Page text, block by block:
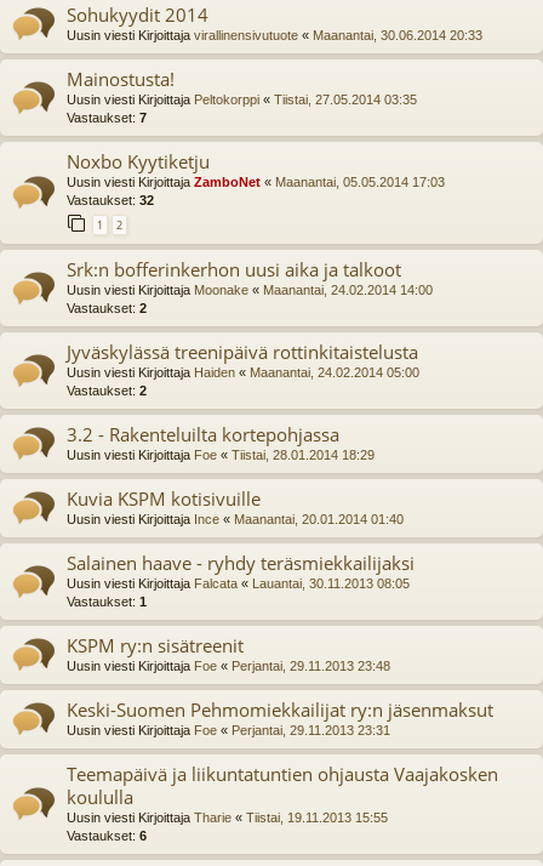
Sohukyydit 2014
Uusin viesti Kirjoittaja virallinensivutuote « Maanantai, 30.06.2014 20:33
Mainostusta!
Uusin viesti Kirjoittaja Peltokorppi « Tiistai, 27.05.2014 03:35
Vastaukset: 7
Noxbo Kyytiketju
Uusin viesti Kirjoittaja ZamboNet « Maanantai, 05.05.2014 17:03
Vastaukset: 32
1 2
Srk:n bofferinkerhon uusi aika ja talkoot
Uusin viesti Kirjoittaja Moonake « Maanantai, 24.02.2014 14:00
Vastaukset: 2
Jyväskylässä treenipäivä rottinkitaistelusta
Uusin viesti Kirjoittaja Haiden « Maanantai, 24.02.2014 05:00
Vastaukset: 2
3.2 - Rakenteluilta kortepohjassa
Uusin viesti Kirjoittaja Foe « Tiistai, 28.01.2014 18:29
Kuvia KSPM kotisivuille
Uusin viesti Kirjoittaja Ince « Maanantai, 20.01.2014 01:40
Salainen haave - ryhdy teräsmiekkailijaksi
Uusin viesti Kirjoittaja Falcata « Lauantai, 30.11.2013 08:05
Vastaukset: 1
KSPM ry:n sisätreenit
Uusin viesti Kirjoittaja Foe « Perjantai, 29.11.2013 23:48
Keski-Suomen Pehmomiekkailijat ry:n jäsenmaksut
Uusin viesti Kirjoittaja Foe « Perjantai, 29.11.2013 23:31
Teemapäivä ja liikuntatuntien ohjausta Vaajakosken
koululla
Uusin viesti Kirjoittaja Tharie « Tiistai, 19.11.2013 15:55
Vastaukset: 6